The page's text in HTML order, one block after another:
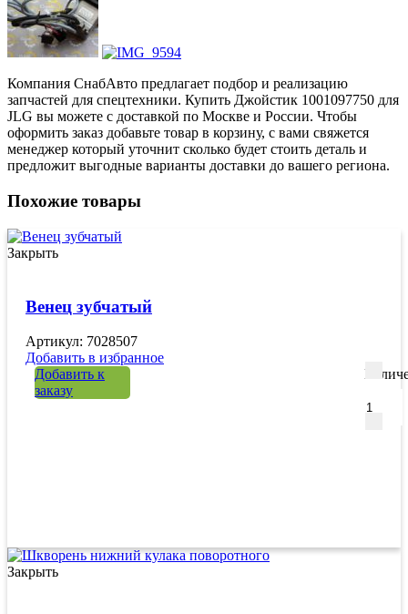
Компания СнабАвто предлагает подбор и реализацию
запчастей для спецтехники. Купить Джойстик 1001097750 для
JLG вы можете с доставкой по Москве и России. Чтобы
оформить заказ добавьте товар в корзину, с вами свяжется
менеджер который уточнит сколько будет стоить деталь и
предложит выгодные варианты доставки до вашего региона.
Похожие товары
Закрыть
Венец зубчатый
Артикул: 7028507
Добавить в избранное
Добавить к
заказу
Закрыть